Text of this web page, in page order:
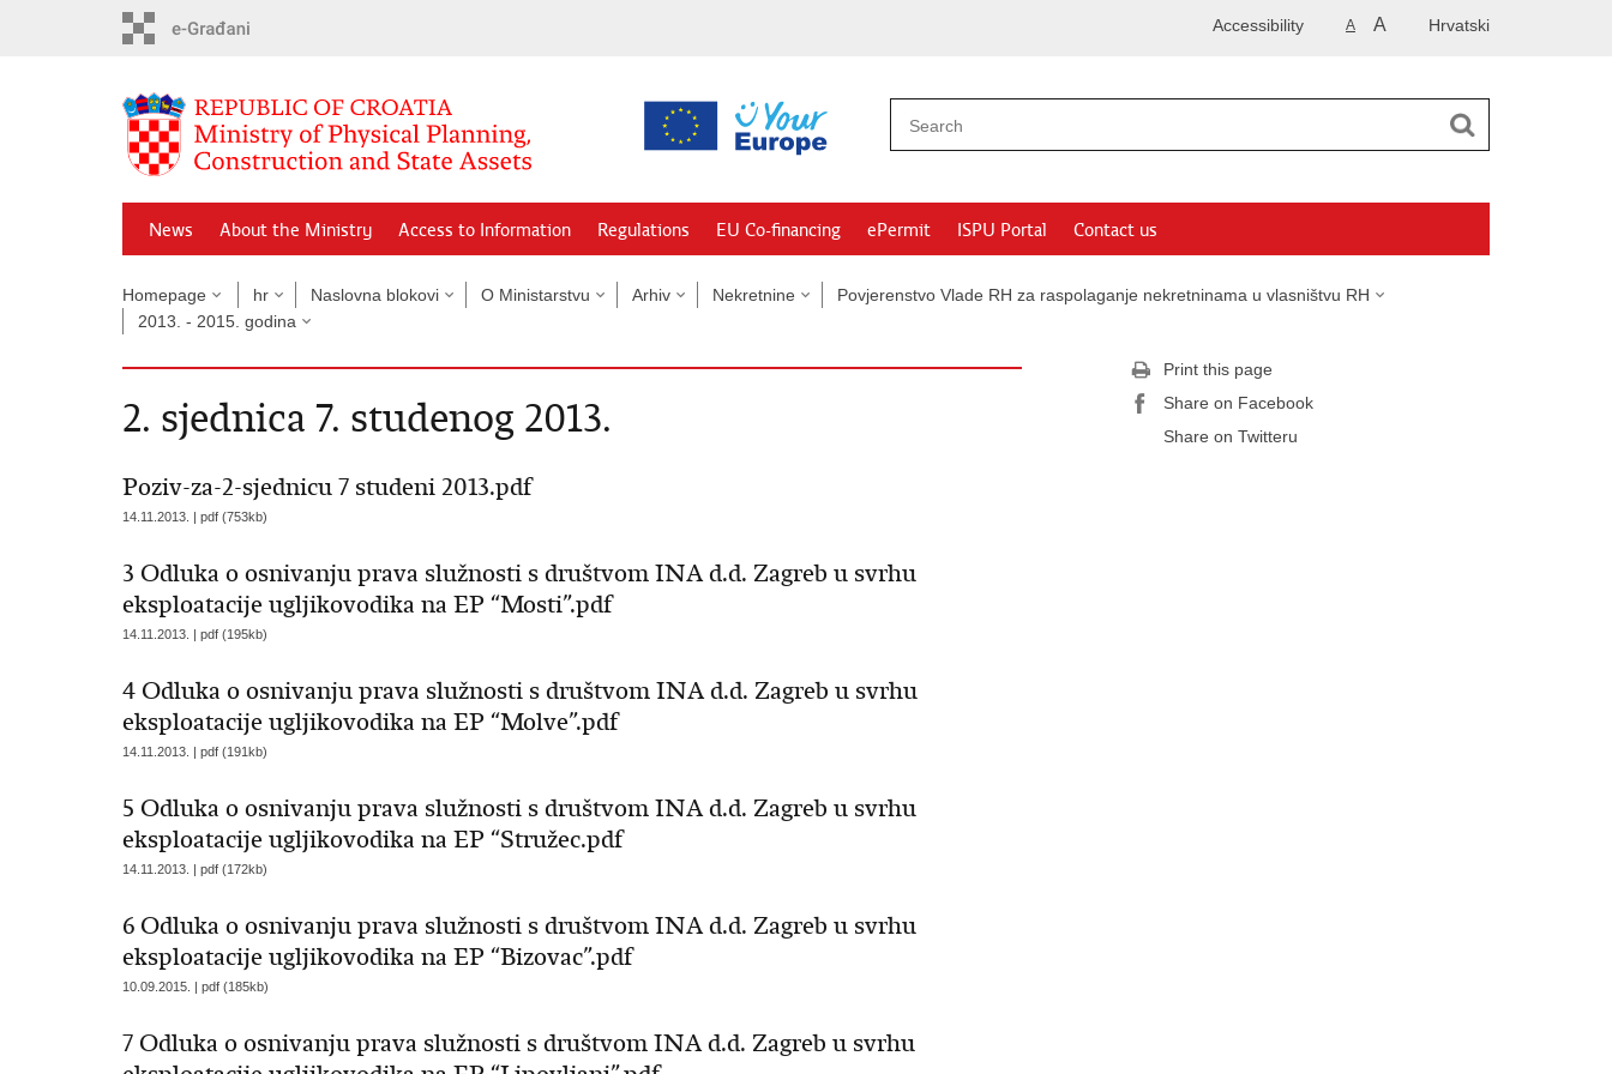
Hrvatski
A A
Accessibility
News About the Ministry Access to Information Regulations EU Co-financing ePermit ISPU Portal Contact us
Homepage hr Naslovna blokovi O Ministarstvu Arhiv Nekretnine
Povjerenstvo Vlade RH za raspolaganje nekretninama u vlasništvu RH
2013. - 2015. godina
2. sjednica 7. studenog 2013.
Poziv-za-2-sjednicu 7 studeni 2013.pdf
14.11.2013. | pdf (753kb)
3 Odluka o osnivanju prava služnosti s društvom INA d.d. Zagreb u svrhu
eksploatacije ugljikovodika na EP “Mosti”.pdf
14.11.2013. | pdf (195kb)
4 Odluka o osnivanju prava služnosti s društvom INA d.d. Zagreb u svrhu
eksploatacije ugljikovodika na EP “Molve”.pdf
14.11.2013. | pdf (191kb)
5 Odluka o osnivanju prava služnosti s društvom INA d.d. Zagreb u svrhu
eksploatacije ugljikovodika na EP “Stružec.pdf
14.11.2013. | pdf (172kb)
6 Odluka o osnivanju prava služnosti s društvom INA d.d. Zagreb u svrhu
eksploatacije ugljikovodika na EP “Bizovac”.pdf
10.09.2015. | pdf (185kb)
7 Odluka o osnivanju prava služnosti s društvom INA d.d. Zagreb u svrhu
Print this page
Share on Facebook
Share on Twitteru